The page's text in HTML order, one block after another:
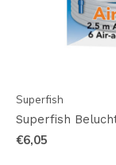
Superfish
Superfish
€6,05